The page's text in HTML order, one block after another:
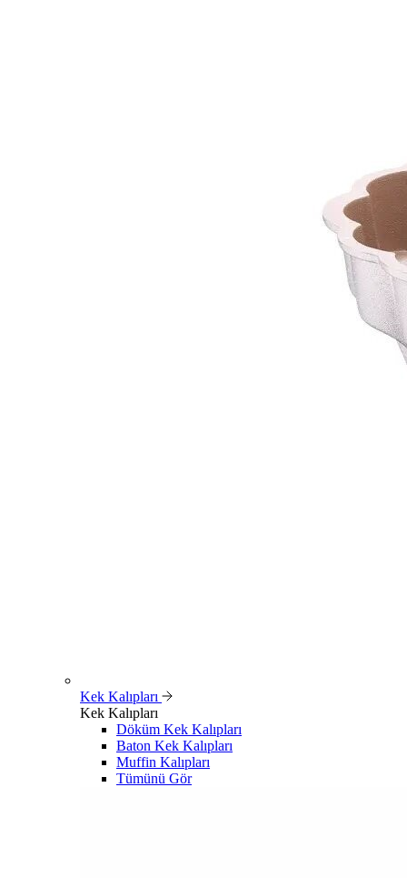
Kek Kalıpları
Kek Kalıpları
Döküm Kek Kalıpları
Baton Kek Kalıpları
Muffin Kalıpları
Tümünü Gör